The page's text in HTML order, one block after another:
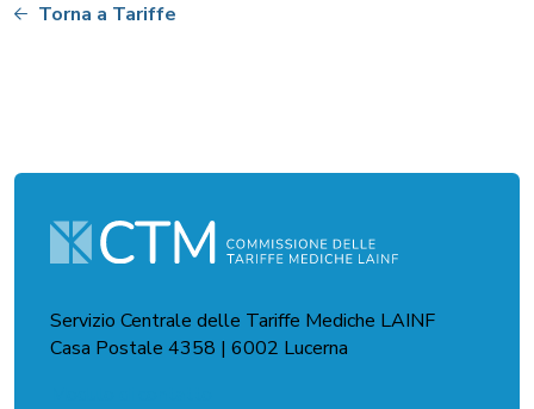
Torna a Tariffe
Servizio Centrale delle Tariffe Mediche LAINF
Casa Postale 4358 | 6002 Lucerna